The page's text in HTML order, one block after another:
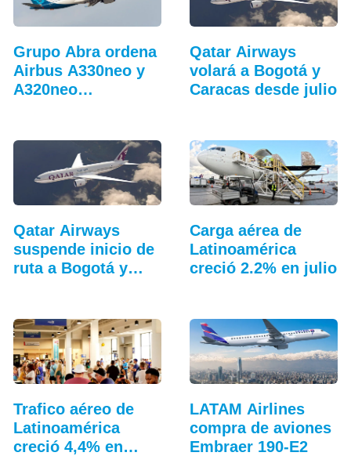
Grupo Abra ordena
Airbus A330neo y
A320neo
Qatar Airways
volará a Bogotá y
Caracas desde julio
Qatar Airways
suspende inicio de
ruta a Bogotá y
Carga aérea de
Latinoamérica
creció 2.2% en julio
Trafico aéreo de
Latinoamérica
creció 4,4% en
LATAM Airlines
compra de aviones
Embraer 190-E2